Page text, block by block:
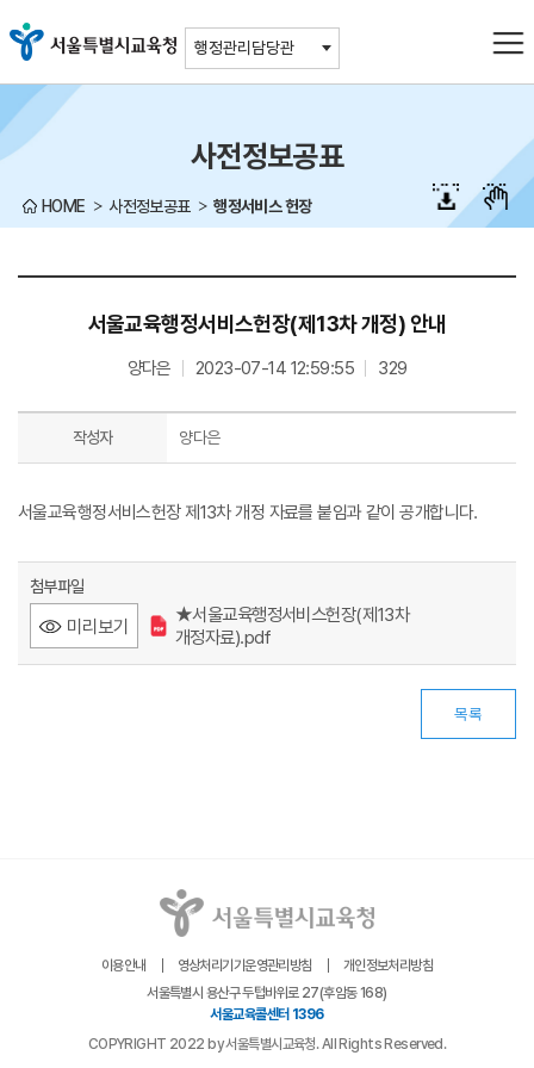
행정관리담당관
사전정보공표
HOME 사전정보공표 행정서비스 헌장
서울교육행정서비스헌장(제13차 개정) 안내
양다은 2023-07-14 12:59:55 329
작성자 양다은
서울교육행정서비스헌장 제13차 개정 자료를 붙임과 같이 공개합니다.
첨부파일
미리보기
★서울교육행정서비스헌장(제13차
개정자료).pdf
목록
이용안내 영상처리기기운영관리방침
개인정보처리방침
서울특별시 용산구 두텁바위로 27(후암동 168)
서울교육콜센터 1396
COPYRIGHT 2022 by 서울특별시교육청. All Rights Reserved.